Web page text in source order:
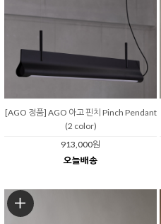
[AGO 정품] AGO 아고 핀치 Pinch Pendant
(2 color)
913,000원